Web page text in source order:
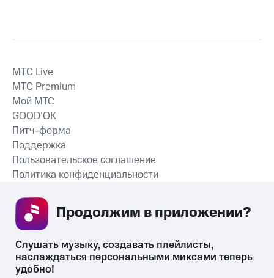
СКАЧАТЬ ПРИЛОЖЕНИЕ
MTС Live
MTС Premium
Мой МТС
GOOD’OK
Питч-форма
Поддержка
Пользовательское соглашение
Политика конфиденциальности
Слушать музыку, создавать плейлисты,
наслаждаться персональными миксами теперь
удобно!